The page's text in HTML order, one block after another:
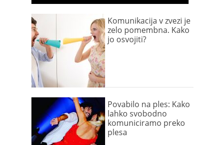
Komunikacija v zvezi je
zelo pomembna. Kako
jo osvojiti?
Povabilo na ples: Kako
lahko svobodno
komuniciramo preko
plesa